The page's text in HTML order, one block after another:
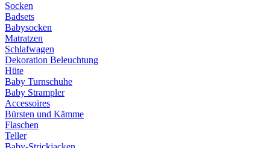
Socken
Badsets
Babysocken
Matratzen
Schlafwagen
Dekoration Beleuchtung
Hüte
Baby Turnschuhe
Baby Strampler
Accessoires
Bürsten und Kämme
Flaschen
Teller